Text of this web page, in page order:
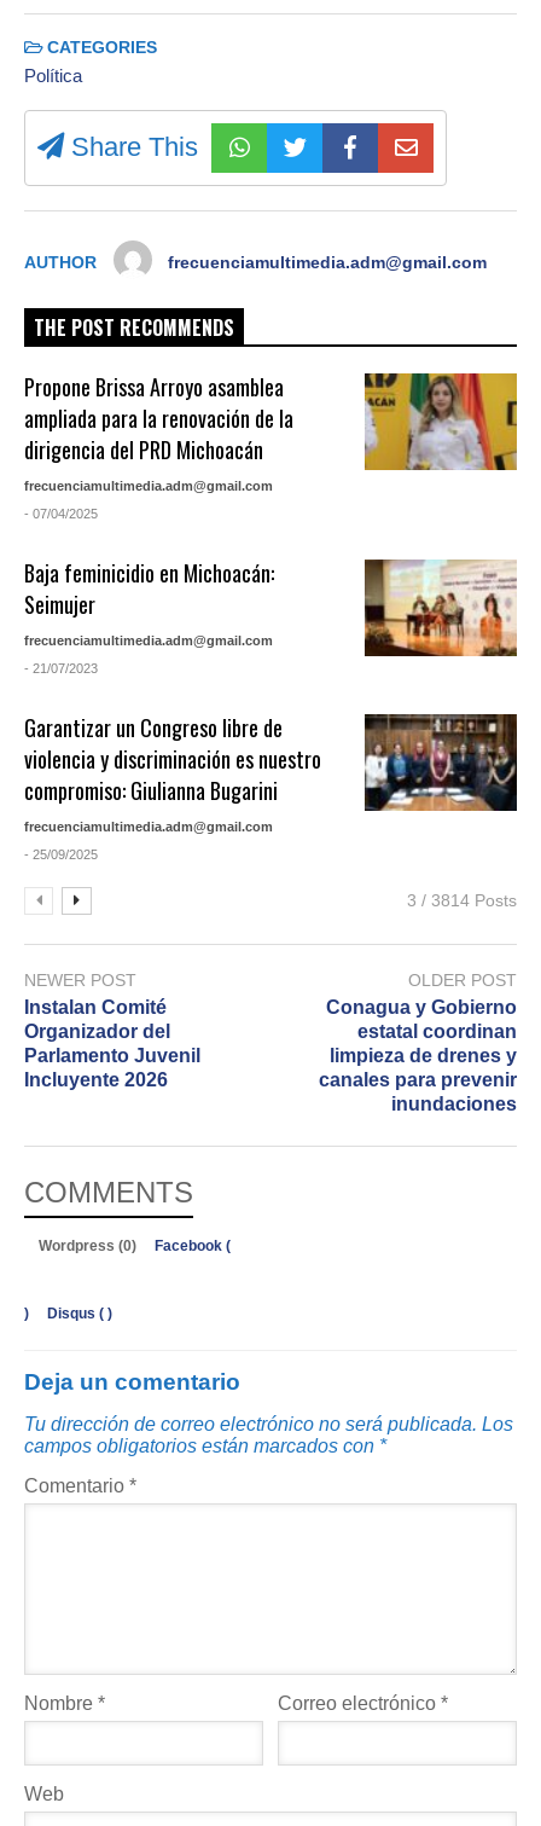
CATEGORIES
Política
Share This
AUTHOR frecuenciamultimedia.adm@gmail.com
THE POST RECOMMENDS
Propone Brissa Arroyo asamblea
ampliada para la renovación de la
dirigencia del PRD Michoacán
frecuenciamultimedia.adm@gmail.com
- 07/04/2025
Baja feminicidio en Michoacán:
Seimujer
frecuenciamultimedia.adm@gmail.com
- 21/07/2023
Garantizar un Congreso libre de
violencia y discriminación es nuestro
compromiso: Giulianna Bugarini
frecuenciamultimedia.adm@gmail.com
- 25/09/2025
3 / 3814 Posts
NEWER POST
Instalan Comité
Organizador del
Parlamento Juvenil
Incluyente 2026
OLDER POST
Conagua y Gobierno
estatal coordinan
limpieza de drenes y
canales para prevenir
inundaciones
COMMENTS
Wordpress (0) Facebook (
) Disqus ( )
Deja un comentario
Tu dirección de correo electrónico no será publicada. Los
campos obligatorios están marcados con *
Comentario *
Nombre * Correo electrónico*
Web